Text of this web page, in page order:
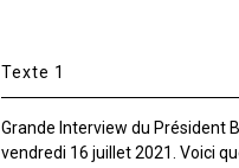
Texte 1
Grande Interview du Président
vendredi 16 juillet 2021. Voici